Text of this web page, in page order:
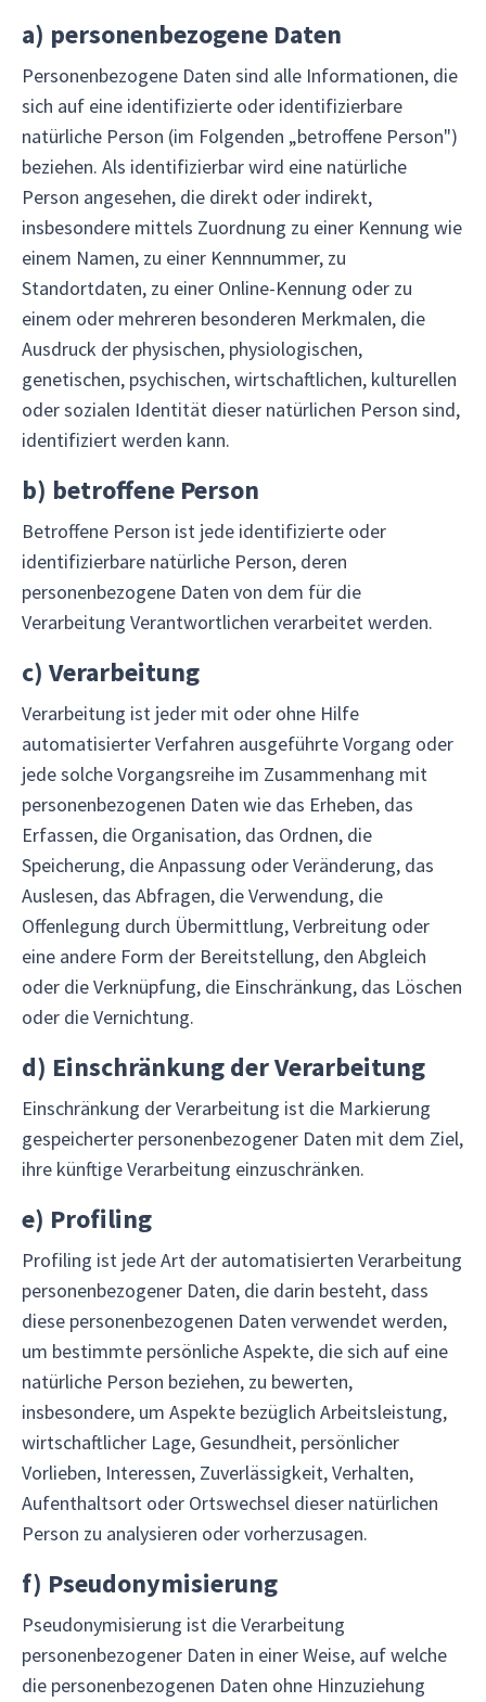
a) personenbezogene Daten
Personenbezogene Daten sind alle Informationen, die
sich auf eine identifizierte oder identifizierbare
natürliche Person (im Folgenden „betroffene Person")
beziehen. Als identifizierbar wird eine natürliche
Person angesehen, die direkt oder indirekt,
insbesondere mittels Zuordnung zu einer Kennung wie
einem Namen, zu einer Kennnummer, zu
Standortdaten, zu einer Online-Kennung oder zu
einem oder mehreren besonderen Merkmalen, die
Ausdruck der physischen, physiologischen,
genetischen, psychischen, wirtschaftlichen, kulturellen
oder sozialen Identität dieser natürlichen Person sind,
identifiziert werden kann.
b) betroffene Person
Betroffene Person ist jede identifizierte oder
identifizierbare natürliche Person, deren
personenbezogene Daten von dem für die
Verarbeitung Verantwortlichen verarbeitet werden.
c) Verarbeitung
Verarbeitung ist jeder mit oder ohne Hilfe
automatisierter Verfahren ausgeführte Vorgang oder
jede solche Vorgangsreihe im Zusammenhang mit
personenbezogenen Daten wie das Erheben, das
Erfassen, die Organisation, das Ordnen, die
Speicherung, die Anpassung oder Veränderung, das
Auslesen, das Abfragen, die Verwendung, die
Offenlegung durch Übermittlung, Verbreitung oder
eine andere Form der Bereitstellung, den Abgleich
oder die Verknüpfung, die Einschränkung, das Löschen
oder die Vernichtung.
d) Einschränkung der Verarbeitung
Einschränkung der Verarbeitung ist die Markierung
gespeicherter personenbezogener Daten mit dem Ziel,
ihre künftige Verarbeitung einzuschränken.
e) Profiling
Profiling ist jede Art der automatisierten Verarbeitung
personenbezogener Daten, die darin besteht, dass
diese personenbezogenen Daten verwendet werden,
um bestimmte persönliche Aspekte, die sich auf eine
natürliche Person beziehen, zu bewerten,
insbesondere, um Aspekte bezüglich Arbeitsleistung,
wirtschaftlicher Lage, Gesundheit, persönlicher
Vorlieben, Interessen, Zuverlässigkeit, Verhalten,
Aufenthaltsort oder Ortswechsel dieser natürlichen
Person zu analysieren oder vorherzusagen.
f) Pseudonymisierung
Pseudonymisierung ist die Verarbeitung
personenbezogener Daten in einer Weise, auf welche
die personenbezogenen Daten ohne Hinzuziehung